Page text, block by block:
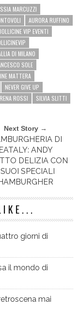
MARCUZZI
AURORA RUFFINO
VIP EVENTI
DI MILANO
SOLE
MATTERA
NEVER GIVE UP
ROSSI
SILVIA SLITTI
Next Story →
DI
ANDY
DELIZIA CON
SPECIALI
giorni di
il mondo di
mai